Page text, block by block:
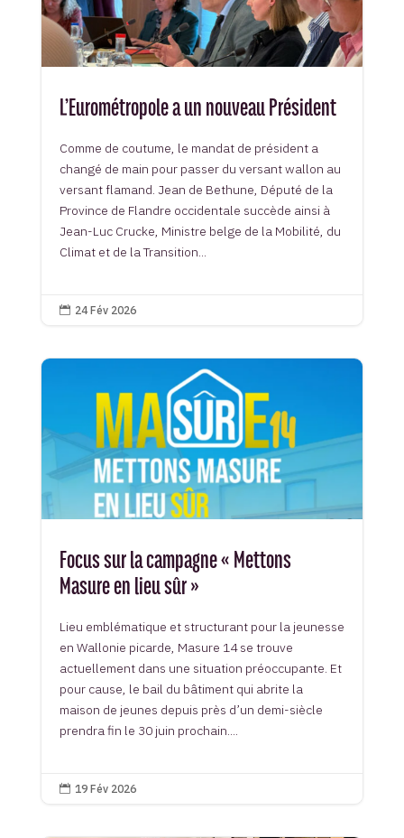
L’Eurométropole a un nouveau Président
Comme de coutume, le mandat de président a
changé de main pour passer du versant wallon au
versant flamand. Jean de Bethune, Député de la
Province de Flandre occidentale succède ainsi à
Jean-Luc Crucke, Ministre belge de la Mobilité, du
Climat et de la Transition...
 24 Fév 2026
Focus sur la campagne « Mettons
Masure en lieu sûr »
Lieu emblématique et structurant pour la jeunesse
en Wallonie picarde, Masure 14 se trouve
actuellement dans une situation préoccupante. Et
pour cause, le bail du bâtiment qui abrite la
maison de jeunes depuis près d’un demi-siècle
prendra fin le 30 juin prochain....
 19 Fév 2026